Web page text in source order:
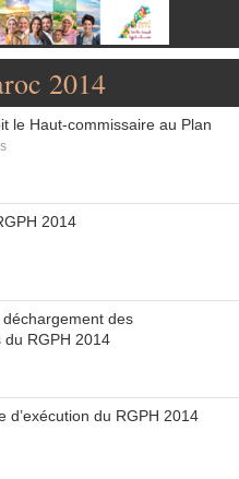
2014
le Haut-commissaire au Plan
2014
des
RGPH 2014
d’exécution du RGPH 2014